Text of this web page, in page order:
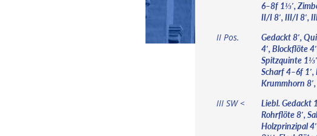
6–8f 1⅓′,
II/I 8′, III/I 8′,
II Pos.
Gedackt 8′,
4′, Blockflöte
Spitzquinte
Scharf 4–6f 1′,
Krummhorn
III SW <
Liebl. Gedackt
Rohrflöte 8′,
Holzprinzipal